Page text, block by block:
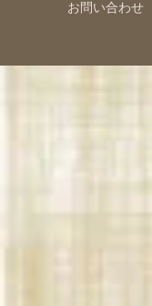
お問い合わせ